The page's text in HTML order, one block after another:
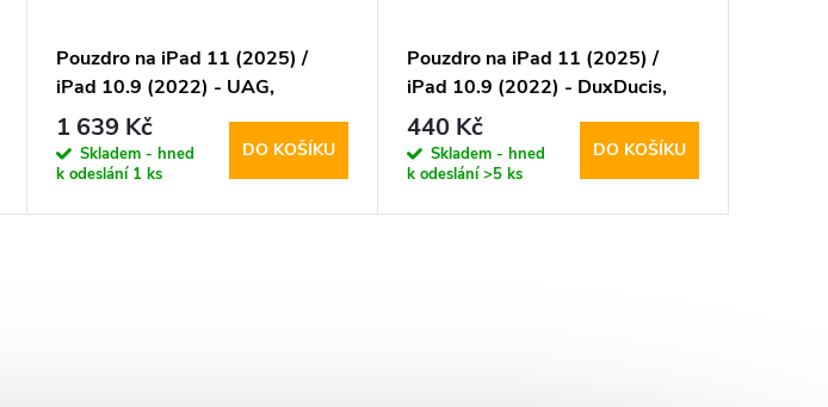
Pouzdro na iPad 11 (2025) /
iPad 10.9 (2022) - UAG,
Metropolis SE Black
1 639 Kč
Skladem - hned
k odeslání 1 ks
DO KOŠÍKU
Pouzdro na iPad 11 (2025) /
iPad 10.9 (2022) - DuxDucis,
Magi Gray
440 Kč
Skladem - hned
k odeslání>5 ks
DO KOŠÍKU